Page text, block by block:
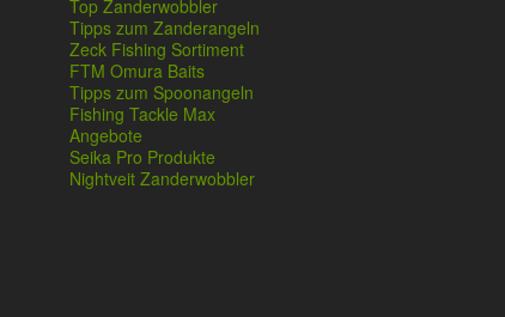
Top Zanderwobbler
Tipps zum Zanderangeln
Zeck Fishing Sortiment
FTM Omura Baits
Tipps zum Spoonangeln
Fishing Tackle Max
Angebote
Seika Pro Produkte
Nightveit Zanderwobbler